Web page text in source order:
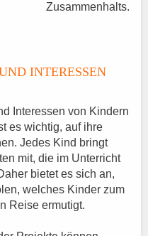
Zusammenhalts.
INTERESSEN
Interessen von Kindern
es wichtig, auf ihre
Jedes Kind bringt
mit, die im Unterricht
bietet es sich an,
welches Kinder zum
Reise ermutigt.